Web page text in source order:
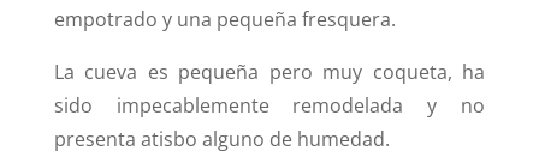
empotrado y una pequeña fresquera.
La cueva es pequeña pero muy coqueta, ha
sido impecablemente remodelada y no
presenta atisbo alguno de humedad.